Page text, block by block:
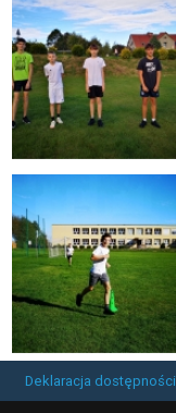
Deklaracja dostępności